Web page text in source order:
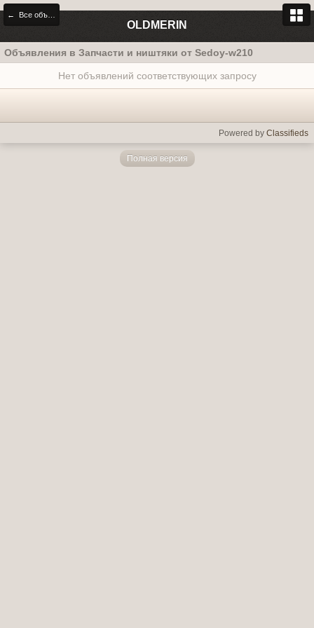
OLDMERIN
Объявления в Запчасти и ништяки от Sedoy-w210
Нет объявлений соответствующих запросу
Powered by Classifieds
Полная версия